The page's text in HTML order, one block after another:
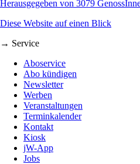
Herausgegeben von 3079
Diese Website auf einen Blick
→ Service
Aboservice
Abo kündigen
Newsletter
Werben
Veranstaltungen
Terminkalender
Kontakt
Kiosk
jW-App
Jobs